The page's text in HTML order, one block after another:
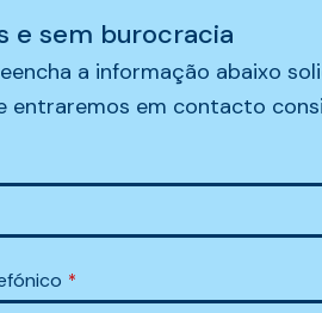
e sem burocracia
a informação abaixo
entraremos em contacto
*